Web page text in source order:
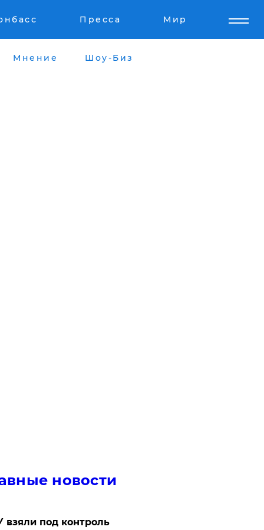
Пресса Мир
Мнение Шоу-Биз
новости
взяли под контроль